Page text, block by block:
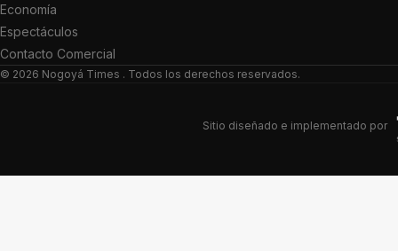
Economía
Espectáculos
Contacto Comercial
© 2026 Nogoyá Times . Todos los derechos reservados.
Sitio diseñado e implementado por